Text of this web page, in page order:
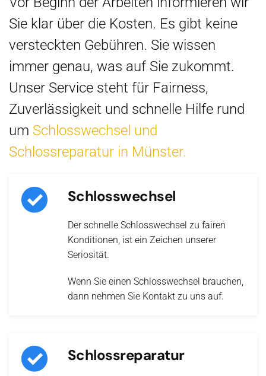
Sie klar über die Kosten. Es gibt keine
versteckten Gebühren. Sie wissen
immer genau, was auf Sie zukommt.
Unser Service steht für Fairness,
Zuverlässigkeit und schnelle Hilfe rund
um Schlosswechsel und
Schlossreparatur in Münster.
Schlosswechsel
Der schnelle Schlosswechsel zu fairen
Konditionen, ist ein Zeichen unserer
Seriosität.
Wenn Sie einen Schlosswechsel brauchen,
dann nehmen Sie Kontakt zu uns auf.
Schlossreparatur